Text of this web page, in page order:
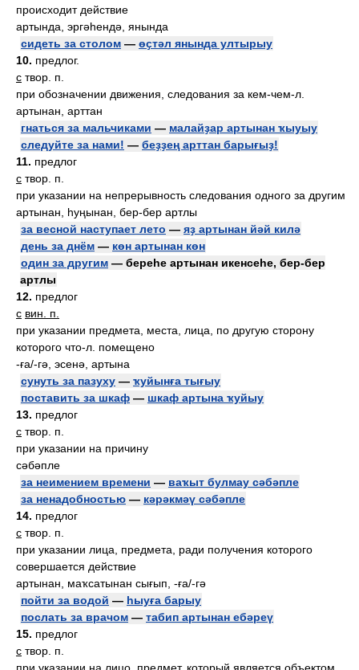
происходит действие
артында, эргәһендә, янында
сидеть за столом — өҫтәл янында ултырыу
10. предлог.
с твор. п.
при обозначении движения, следования за кем-чем-л.
артынан, арттан
гнаться за мальчиками — малайҙар артынан ҡыуыу
следуйте за нами! — беҙҙең арттан барығыҙ!
11. предлог
с твор. п.
при указании на непрерывность следования одного за другим
артынан, һуңынан, бер-бер артлы
за весной наступает лето — яҙ артынан йәй килә
день за днём — көн артынан көн
один за другим — береһе артынан икенсеһе, бер-бер
артлы
12. предлог
с вин. п.
при указании предмета, места, лица, по другую сторону
которого что-л. помещено
-ға/-гә, эсенә, артына
сунуть за пазуху — ҡуйынға тығыу
поставить за шкаф — шкаф артына ҡуйыу
13. предлог
с твор. п.
при указании на причину
сәбәпле
за неимением времени — ваҡыт булмау сәбәпле
за ненадобностью — кәрәкмәү сәбәпле
14. предлог
с твор. п.
при указании лица, предмета, ради получения которого
совершается действие
артынан, маҡсатынан сығып, -ға/-гә
пойти за водой — һыуға барыу
послать за врачом — табип артынан ебәреү
15. предлог
с твор. п.